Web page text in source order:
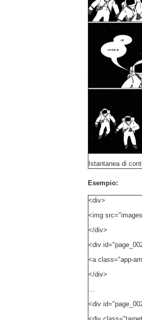
Istantanea di
Esempio:
<div>
<img
</div>
<div
<a class="app-
</div>
…
<div